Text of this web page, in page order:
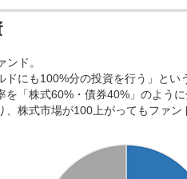
ド。
にも100%分の投資を行う」とい
「株式60%・債券40%」のよう
株式市場が100上がってもファン